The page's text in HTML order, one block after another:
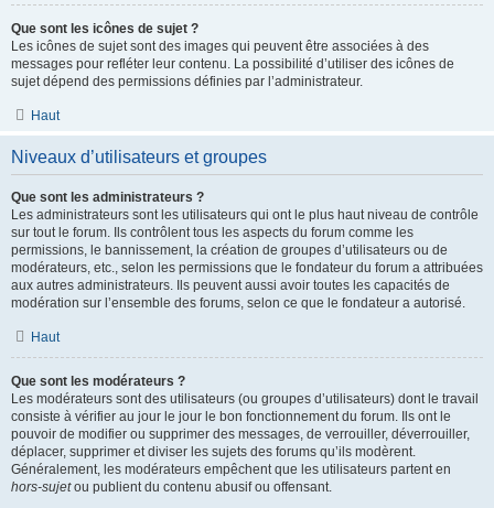
Que sont les icônes de sujet ?
Les icônes de sujet sont des images qui peuvent être associées à des
messages pour refléter leur contenu. La possibilité d’utiliser des icônes de
sujet dépend des permissions définies par l’administrateur.
Haut
Niveaux d’utilisateurs et groupes
Que sont les administrateurs ?
Les administrateurs sont les utilisateurs qui ont le plus haut niveau de contrôle
sur tout le forum. Ils contrôlent tous les aspects du forum comme les
permissions, le bannissement, la création de groupes d’utilisateurs ou de
modérateurs, etc., selon les permissions que le fondateur du forum a attribuées
aux autres administrateurs. Ils peuvent aussi avoir toutes les capacités de
modération sur l’ensemble des forums, selon ce que le fondateur a autorisé.
Haut
Que sont les modérateurs ?
Les modérateurs sont des utilisateurs (ou groupes d’utilisateurs) dont le travail
consiste à vérifier au jour le jour le bon fonctionnement du forum. Ils ont le
pouvoir de modifier ou supprimer des messages, de verrouiller, déverrouiller,
déplacer, supprimer et diviser les sujets des forums qu’ils modèrent.
Généralement, les modérateurs empêchent que les utilisateurs partent en
hors-sujetou publient du contenu abusif ou offensant.